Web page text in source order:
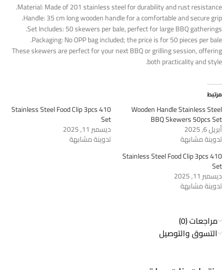
Material: Made of 201 stainless steel for durability and rust resistance.
Handle: 35 cm long wooden handle for a comfortable and secure grip.
Set Includes: 50 skewers per bale, perfect for large BBQ gatherings.
Packaging: No OPP bag included; the price is for 50 pieces per bale.
These skewers are perfect for your next BBQ or grilling session, offering
both practicality and style.
مرتبط
Wooden Handle Stainless Steel
BBQ Skewers 50pcs Set
أبريل 6, 2025
تدوينة مشابهة
410 Stainless Steel Food Clip 3pcs
Set
ديسمبر 11, 2025
تدوينة مشابهة
410 Stainless Steel Food Clip 3pcs
Set
ديسمبر 11, 2025
تدوينة مشابهة
مراجعات (0)
التسوق والتوصيل